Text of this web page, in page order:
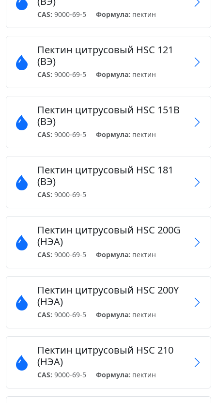
CAS: 9000-69-5 Формула: пектин
Пектин цитрусовый HSC 121
(ВЭ)
CAS: 9000-69-5 Формула: пектин
Пектин цитрусовый HSC 151B
(ВЭ)
CAS: 9000-69-5 Формула: пектин
Пектин цитрусовый HSC 181
(ВЭ)
CAS: 9000-69-5
Пектин цитрусовый HSC 200G
(НЭА)
CAS: 9000-69-5 Формула: пектин
Пектин цитрусовый HSC 200Y
(НЭА)
CAS: 9000-69-5 Формула: пектин
Пектин цитрусовый HSC 210
(НЭА)
CAS: 9000-69-5 Формула: пектин